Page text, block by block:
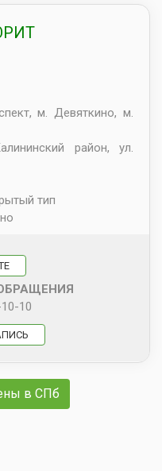
м. Девяткино, м.
район, ул.
тип
10
в СПб